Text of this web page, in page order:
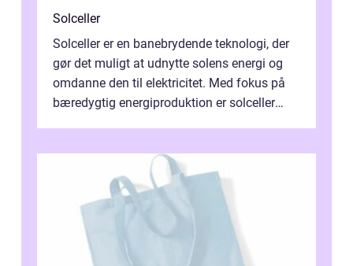
Solceller
Solceller er en banebrydende teknologi, der
gør det muligt at udnytte solens energi og
omdanne den til elektricitet. Med fokus på
bæredygtig energiproduktion er solceller